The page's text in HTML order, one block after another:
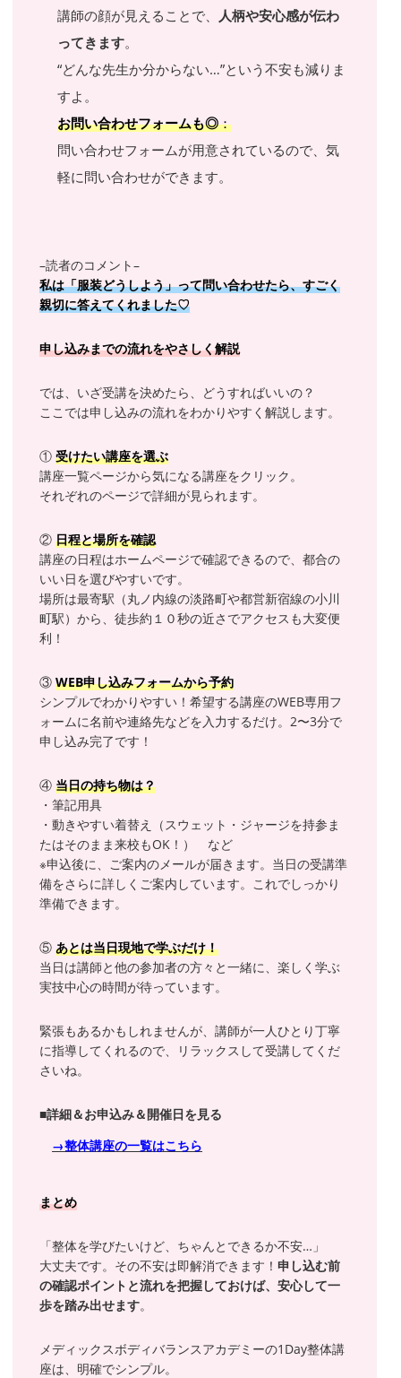
講師の顔が見えることで、
人柄や安心感が伝わ
ってきます。
“どんな先生か分からない…”という不安も減りま
すよ。
お問い合わせフォームも◎：
問い合わせフォームが用意されているので、気
軽に問い合わせができます。
–読者のコメント–
私は「服装どうしよう」って問い合わせたら、すごく
親切に答えてくれました♡
申し込みまでの流れをやさしく解説
では、いざ受講を決めたら、どうすればいいの？
ここでは申し込みの流れをわかりやすく解説します。
①受けたい講座を選ぶ
講座一覧ページから気になる講座をクリック。
それぞれのページで詳細が見られます。
②日程と場所を確認
講座の日程はホームページで確認できるので、都合の
いい日を選びやすいです。
場所は最寄駅（丸ノ内線の淡路町や都営新宿線の小川
町駅）から、徒歩約１０秒の近さでアクセスも大変便
利！
③WEB申し込みフォームから予約
シンプルでわかりやすい！希望する講座のWEB専用フ
ォームに名前や連絡先などを入力するだけ。2〜3分で
申し込み完了です！
④当日の持ち物は？
・筆記用具
・動きやすい着替え（スウェット・ジャージを持参ま
たはそのまま来校もOK！） など
※申込後に、ご案内のメールが届きます。当日の受講準
備をさらに詳しくご案内しています。これでしっかり
準備できます。
⑤あとは当日現地で学ぶだけ！
当日は講師と他の参加者の方々と一緒に、楽しく学ぶ
実技中心の時間が待っています。
緊張もあるかもしれませんが、講師が一人ひとり丁寧
に指導してくれるので、リラックスして受講してくだ
さいね。
■詳細＆お申込み＆開催日を見る
→整体講座の一覧はこちら
まとめ
「整体を学びたいけど、ちゃんとできるか不安…」
大丈夫です。その不安は即解消できます！申し込む前
の確認ポイントと流れを把握しておけば、安心して一
歩を踏み出せます。
メディックスボディバランスアカデミーの1Day整体講
座は、明確でシンプル。